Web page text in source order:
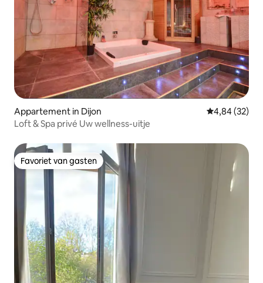
Appartement in Dijon Gemiddelde
4,84 (32)
Loft & Spa privé Uw wellness-uitje
Favoriet van gasten
Favoriet van gasten